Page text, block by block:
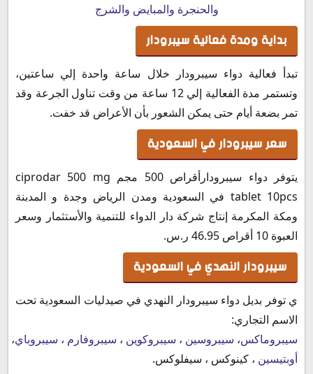
والحنجرة والمبايض والشرج
بداية ومدة فعالية سيبرودار
تبدأ فعالية دواء سيبرودار خلال ساعة واحدة إلي ساعتين،
وتستمر مدة الفعالية إلي 12 ساعة من وقت تناول الجرعة وقد
تمر بضعة أيام حتى يمكن الشعور بأن الأعراض قد خفت.
سعر سيبرودار في السعودية
يتوفر دواء سيبرودارأقراص 500 مجم ciprodar 500 mg
tablet 10pcs في السعودية ومدن الرياض وجدة و المدبنة
ومكة المكرمة إنتاج شركة دار الدواء للتنمية والأستثمار وسعر
العبوة 10 أقراص 46.95 ر.س.
سيبرودار النهدي في السعودية
ي توفر بديل دواء سيبرودار النهدي في صيدليات السعودية تحت
الاسم التجاري:
سيبروماكس، سيبروسين ، سيبروكوين ، سيبروفارم ، سيبروباي،
أوبتيسين ، كينوكس ، سيفلوكس.